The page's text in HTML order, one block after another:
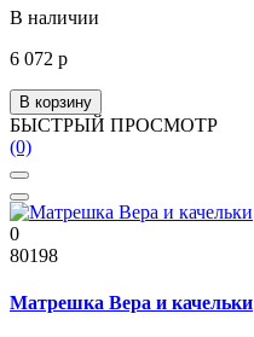
В наличии
6 072 р
В корзину
БЫСТРЫЙ ПРОСМОТР
(0)
0
80198
Матрешка Вера и качельки